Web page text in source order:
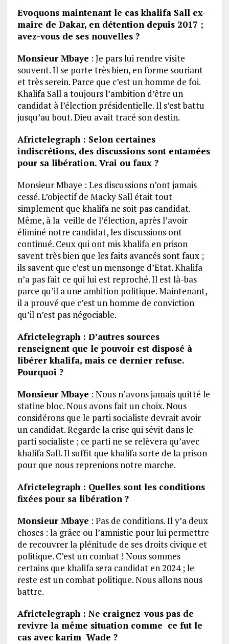
Evoquons maintenant le cas khalifa Sall ex-
maire de Dakar, en détention depuis 2017 ;
avez-vous de ses nouvelles ?
Monsieur Mbaye : Je pars lui rendre visite
souvent. Il se porte très bien, en forme souriant
et très serein. Parce que c’est un homme de foi.
Khalifa Sall a toujours l’ambition d’être un
candidat à l’élection présidentielle. Il s’est battu
jusqu’au bout. Dieu avait tracé son destin.
Africtelegraph : Selon certaines
indiscrétions, des discussions sont entamées
pour sa libération. Vrai ou faux ?
Monsieur Mbaye : Les discussions n’ont jamais
cessé. L’objectif de Macky Sall était tout
simplement que khalifa ne soit pas candidat.
Même, à la veille de l’élection, après l’avoir
éliminé notre candidat, les discussions ont
continué. Ceux qui ont mis khalifa en prison
savent très bien que les faits avancés sont faux ;
ils savent que c’est un mensonge d’Etat. Khalifa
n’a pas fait ce qui lui est reproché. Il est là-bas
parce qu’il a une ambition politique. Maintenant,
il a prouvé que c’est un homme de conviction
qu’il n’est pas négociable.
Africtelegraph : D’autres sources
renseignent que le pouvoir est disposé à
libérer khalifa, mais ce dernier refuse.
Pourquoi ?
Monsieur Mbaye : Nous n’avons jamais quitté le
statine bloc. Nous avons fait un choix. Nous
considérons que le parti socialiste devrait avoir
un candidat. Regarde la crise qui sévit dans le
parti socialiste ; ce parti ne se relèvera qu’avec
khalifa Sall. Il suffit que khalifa sorte de la prison
pour que nous reprenions notre marche.
Africtelegraph : Quelles sont les conditions
fixées pour sa libération ?
Monsieur Mbaye : Pas de conditions. Il y’a deux
choses : la grâce ou l’amnistie pour lui permettre
de recouvrer la plénitude de ses droits civique et
politique. C’est un combat ! Nous sommes
certains que khalifa sera candidat en 2024 ; le
reste est un combat politique. Nous allons nous
battre.
Africtelegraph : Ne craignez-vous pas de
revivre la même situation comme ce fut le
cas avec karim Wade ?